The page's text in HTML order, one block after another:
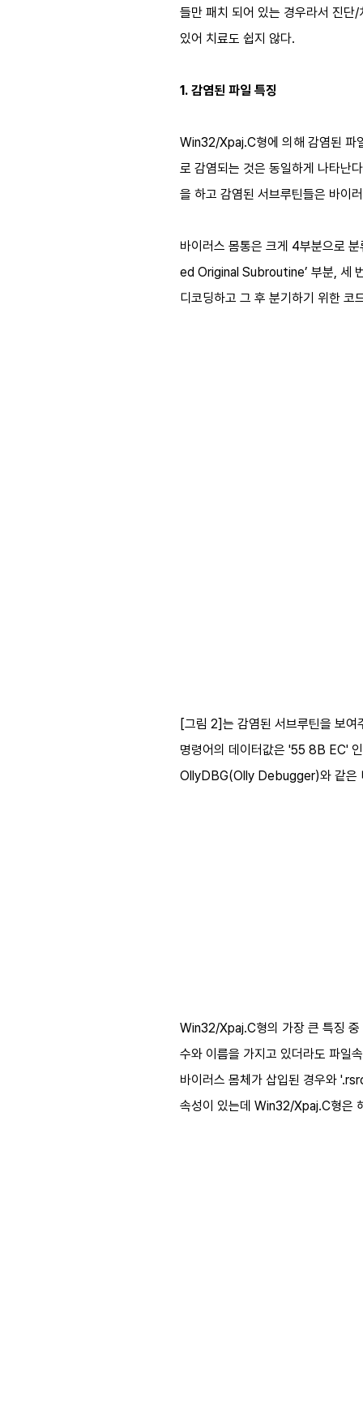
들만 패치 되어 있는 경우라서 진단
있어 치료도 쉽지 않다.
1. 감염된 파일 특징
Win32/Xpaj.C형에 의해 감염된 파
로 감염되는 것은 동일하게 나타난
을 하고 감염된 서브루틴들은 바이
바이러스 몸통은 크게 4부분으로
ed Original Subroutine’ 부분, 세
디코딩하고 그 후 분기하기 위한
[그림 2]는 감염된 서브루틴을 보
명령어의 데이터값은 '55 8B EC'
OllyDBG(Olly Debugger)와 같은
Win32/Xpaj.C형의 가장 큰 특징 중
수와 이름을 가지고 있더라도 파일
바이러스 몸체가 삽입된 경우와
속성이 있는데 Win32/Xpaj.C형은